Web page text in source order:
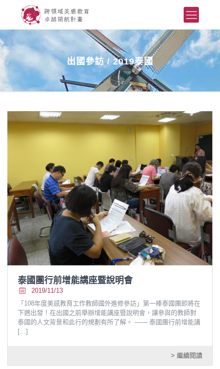
出國參訪 / 2019泰國
泰國團行前增能講座暨說明會
2019/11/13
「108年度美感教育工作教師國外進修參訪」第一棒泰國團即將在
下週出發！在出國之前舉辦增能講座暨說明會，讓參與的教師對
泰國的人文背景和此行的規劃有所了解。 —— 泰國團行前增能講
[…]
> 繼續閱讀